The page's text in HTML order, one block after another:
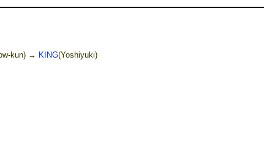
kun) → KING(Yoshiyuki)